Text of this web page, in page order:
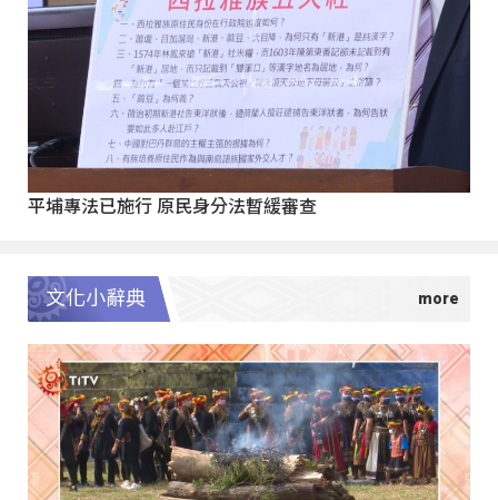
平埔專法已施行 原民身分法暫緩審查
文化小辭典